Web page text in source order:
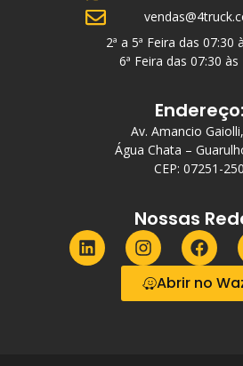
2ª a 5ª Feira das 07:30
6ª Feira das 07:30 às
Endereço:
Av. Amancio
Água Chata –
CEP: 07251-250
Nossas
Abrir no